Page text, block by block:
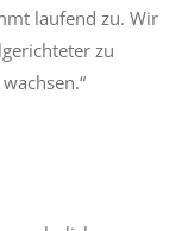
laufend zu. Wir
zu